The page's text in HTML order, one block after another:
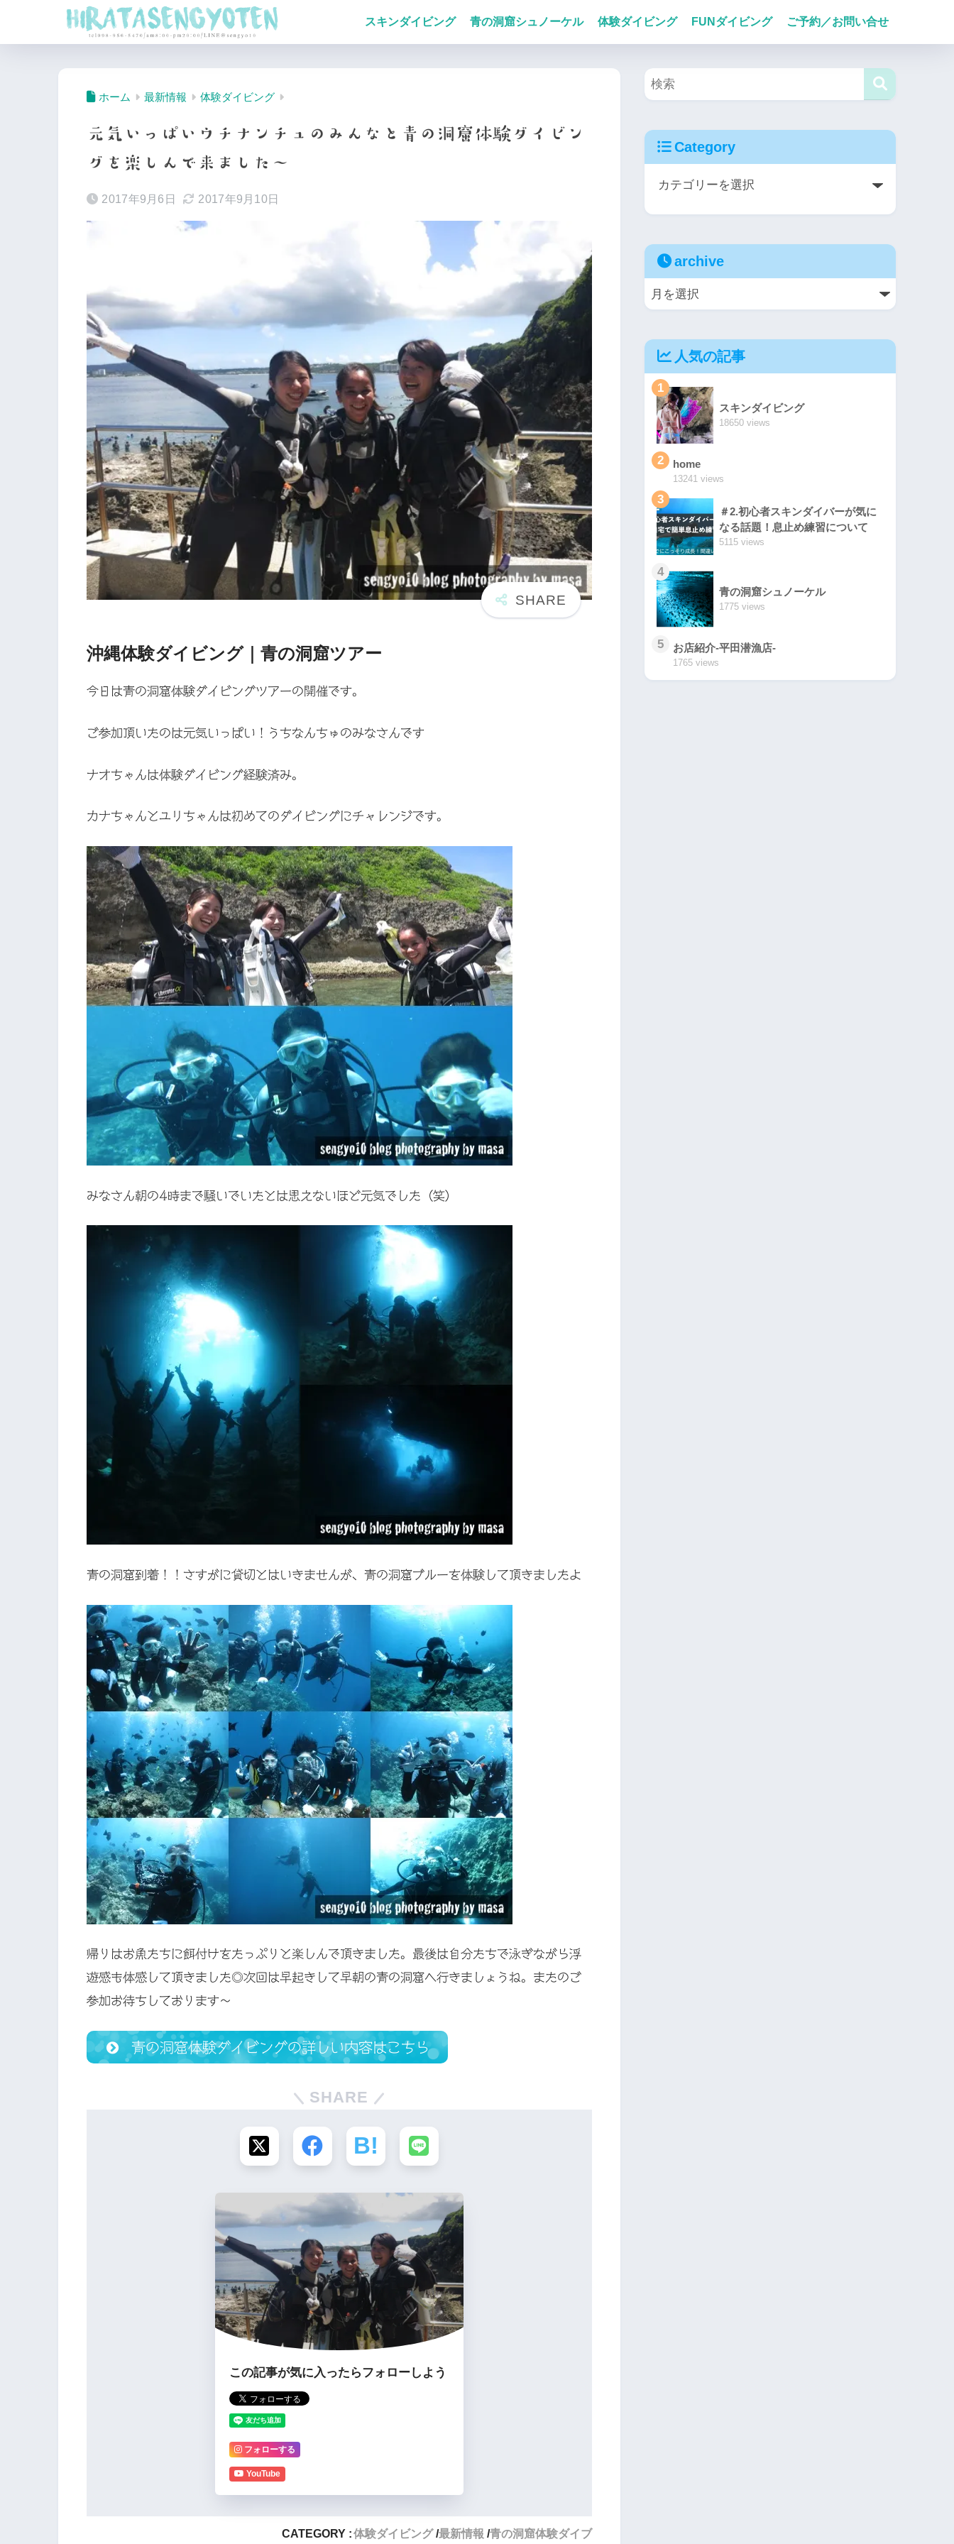
スキンダイビング 青の洞窟シュノーケル 体験ダイビング FUNダイビング ご予約／お問い合せ
ホーム 最新情報 体験ダイビング
元気いっぱいウチナンチュのみんなと青の洞窟体験ダイビン
グを楽しんで来ました〜
2017年9月6日 2017年9月10日
沖縄体験ダイビング｜青の洞窟ツアー
今日は青の洞窟体験ダイビングツアーの開催です。
ご参加頂いたのは元気いっぱい！うちなんちゅのみなさんです
ナオちゃんは体験ダイビング経験済み。
カナちゃんとユリちゃんは初めてのダイビングにチャレンジです。
みなさん朝の4時まで騒いでいたとは思えないほど元気でした（笑）
青の洞窟到着！！さすがに貸切とはいきませんが、青の洞窟ブルーを体験して頂きましたよ
帰りはお魚たちに餌付けをたっぷりと楽しんで頂きました。最後は自分たちで泳ぎながら浮
遊感も体感して頂きました◎次回は早起きして早朝の青の洞窟へ行きましょうね。またのご
参加お待ちしております〜
青の洞窟体験ダイビングの詳しい内容はこちら
SHARE
この記事が気に入ったらフォローしよう
フォローする
YouTube
CATEGORY :体験ダイビング 最新情報 青の洞窟体験ダイブ
Category
archive
人気の記事
1
スキンダイビング
18650 views
2 home
13241 views
3
＃2.初心者スキンダイバーが気に
なる話題！息止め練習について
5115 views
4
青の洞窟シュノーケル
1775 views
5 お店紹介-平田潜漁店-
1765 views